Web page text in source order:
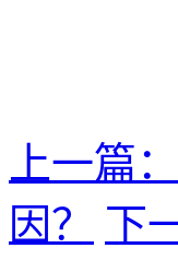
上一篇
因？
下